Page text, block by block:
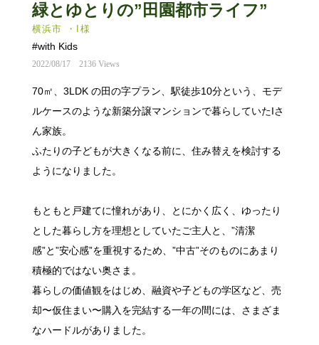
緑とゆとりの”田園都市ライフ”
横浜市 ・I様
#with Kids
2022/08/17 2136 Views
70㎡、3LDK の田の字プラン、駅徒歩10分という、モデ
ルケースのような新築分譲マンションで暮らしていたIさ
ん家族。
ふたりの子どもが大きくなる前に、住み替えを検討する
ようになりました。
もともと戸建てに憧れがあり、とにかく広く、ゆったり
とした暮らし方を理想としていたご主人と、”清潔
感”と”安心感”を重視するため、”中古”そのものにあまり
積極的ではない奥さま。
暮らしの価値観をはじめ、融資や子どもの学区など、売
却〜仮住まい〜購入を完結する一年の間には、さまざま
なハードルがありました。